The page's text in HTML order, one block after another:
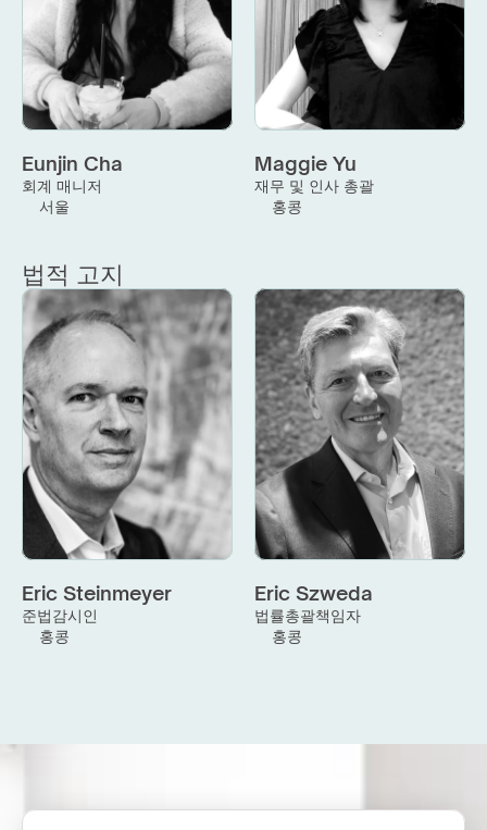
Eunjin Cha
회계 매니저
서울
Maggie Yu
재무 및 인사 총괄
홍콩
법적 고지
Eric Steinmeyer
준법감시인
홍콩
Eric Szweda
법률총괄책임자
홍콩